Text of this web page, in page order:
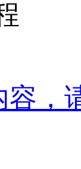
，